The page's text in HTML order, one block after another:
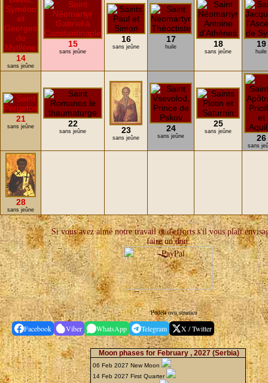
14
sans jeûne
15
sans jeûne
16
sans jeûne
17
huile 18
sans jeûne
19
huile
21
sans jeûne 22
sans jeûne 23
sans jeûne
24
sans jeûne
25
sans jeûne
26
sans
28
sans jeûne
Si vous avez aimé notre travail et d'efforts s'il vous plaît
faire un don:
Podeli ovu stranicu
Facebook Viber WhatsApp Telegram X / Twitter
Moon phases for February , 2027 (Serbia)
06 Feb 2027 New Moon
14 Feb 2027 First Quarter